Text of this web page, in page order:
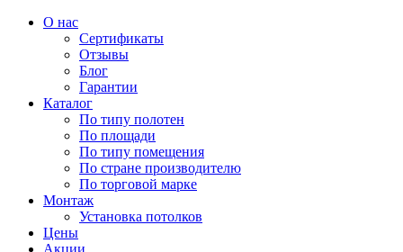
О нас
Сертификаты
Отзывы
Блог
Гарантии
Каталог
По типу полотен
По площади
По типу помещения
По стране производителю
По торговой марке
Монтаж
Установка потолков
Цены
Акции